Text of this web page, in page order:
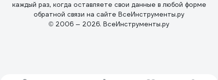
каждый раз, когда оставляете свои данные в любой форме
обратной связи на сайте ВсеИнструменты.ру
© 2006 — 2026. ВсеИнструменты.ру